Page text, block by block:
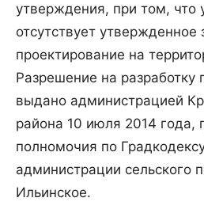
утверждения, при том, что
отсутствует утвержденное
проектирование на
Разрешение на разработку
выдано администрацией
района 10 июля 2014 года,
полномочия по
администрации сельского
Ильинское.